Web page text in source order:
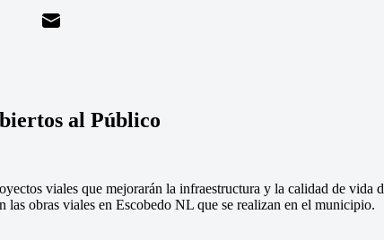
al Público
viales que mejorarán la infraestructura y la calidad de vida
las obras viales en Escobedo NL que se realizan en el municipio.